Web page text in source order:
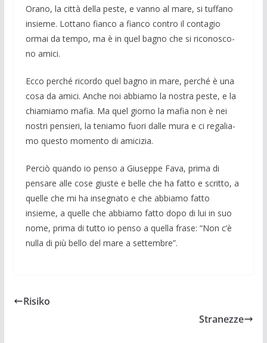
Orano, la città della peste, e vanno al mare, si tuffano
insieme. Lottano fianco a fian­co contro il contagio
ormai da tempo, ma è in quel bagno che si riconosco­
no amici.
Ecco perché ricordo quel bagno in mare, per­ché è una
cosa da amici. Anche noi abbia­mo la nostra peste, e la
chiamiamo mafia. Ma quel giorno la mafia non è nei
nostri pen­sieri, la te­niamo fuori dalle mura e ci regalia­
mo que­sto momento di amicizia.
Perciò quando io penso a Giuseppe Fava, prima di
pensare alle cose giuste e belle che ha fatto e scritto, a
quelle che mi ha insegnato e che abbia­mo fatto
insieme, a quelle che abbia­mo fatto dopo di lui in suo
nome, prima di tut­to io penso a quella frase: “Non c’è
nulla di più bello del mare a set­tembre”.
Risiko
Stranezze